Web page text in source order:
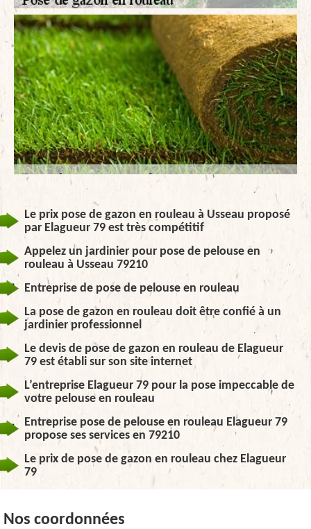
Le prix pose de gazon en rouleau à Usseau proposé
par Elagueur 79 est très compétitif
Appelez un jardinier pour pose de pelouse en
rouleau à Usseau 79210
Entreprise de pose de pelouse en rouleau
La pose de gazon en rouleau doit être confié à un
jardinier professionnel
Le devis de pose de gazon en rouleau de Elagueur
79 est établi sur son site internet
L’entreprise Elagueur 79 pour la pose impeccable de
votre pelouse en rouleau
Entreprise pose de pelouse en rouleau Elagueur 79
propose ses services en 79210
Le prix de pose de gazon en rouleau chez Elagueur
79
Nos coordonnées